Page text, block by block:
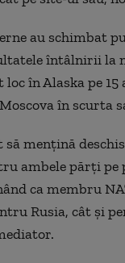
au schimbat
întâlnirii la
loc în Alaska pe 15
în scurta
menţină
ambele părţi pe
ca membru
Rusia, cât şi